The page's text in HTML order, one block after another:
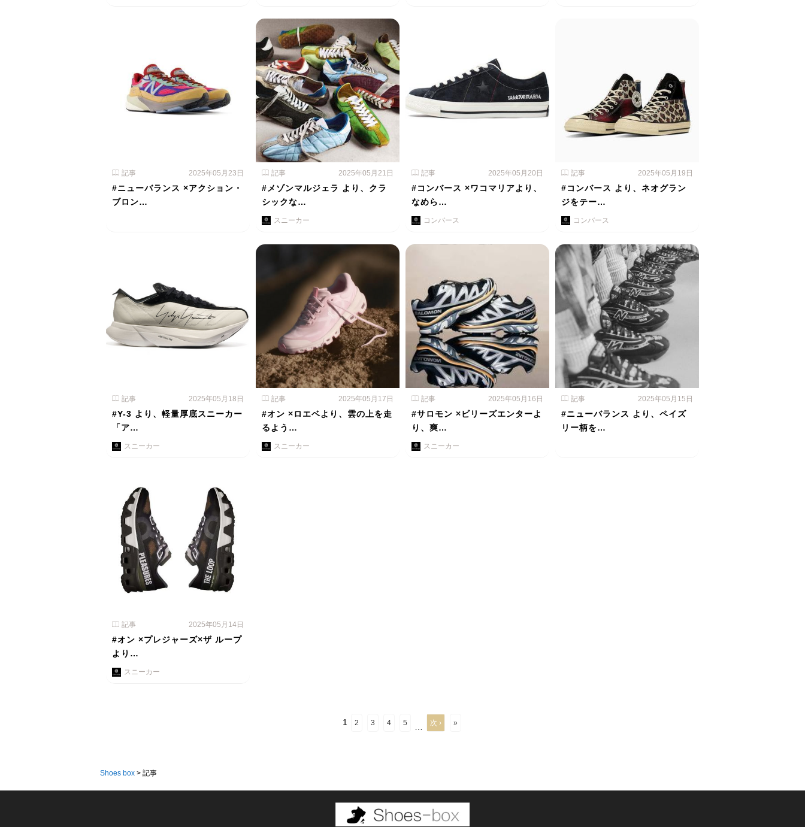
記事 2025年05月23日
#ニューバランス ×アクション・
ブロン…
記事 2025年05月21日
#メゾンマルジェラ より、クラ
シックな…
スニーカー
記事 2025年05月20日
#コンバース ×ワコマリアより、
なめら…
コンバース
記事 2025年05月19日
#コンバース より、ネオグラン
ジをテー…
コンバース
記事 2025年05月18日
#Y-3 より、軽量厚底スニーカー
「ア…
スニーカー
記事 2025年05月17日
#オン ×ロエベより、雲の上を走
るよう…
スニーカー
記事 2025年05月16日
#サロモン ×ビリーズエンターよ
り、爽…
スニーカー
記事 2025年05月15日
#ニューバランス より、ペイズ
リー柄を…
記事 2025年05月14日
#オン ×プレジャーズ×ザ ループ
より…
スニーカー
1 2 3 4 5 次 › »
Shoes box > 記事